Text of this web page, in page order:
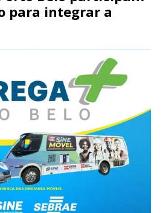
para integrar a